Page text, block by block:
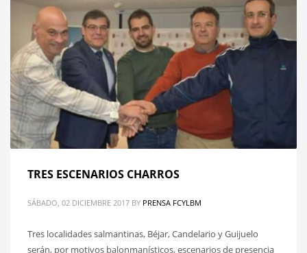
TRES ESCENARIOS CHARROS
SÁBADO, 02 DICIEMBRE 2017 BY PRENSA FCYLBM
Tres localidades salmantinas, Béjar, Candelario y Guijuelo
serán, por motivos balonmanísticos, escenarios de presencia